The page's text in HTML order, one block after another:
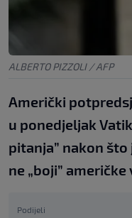
ALBERTO PIZZOLI / AFP
Američki
u ponedjeljak
pitanja” nakon što
ne „boji” američke
Podijeli